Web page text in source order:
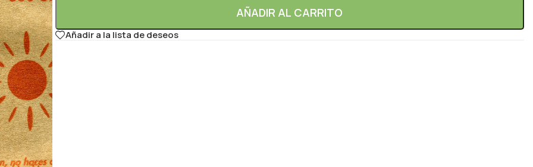
AÑADIR AL CARRITO
Añadir a la lista de deseos